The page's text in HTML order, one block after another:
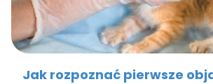
Jak rozpoznać pierwsze